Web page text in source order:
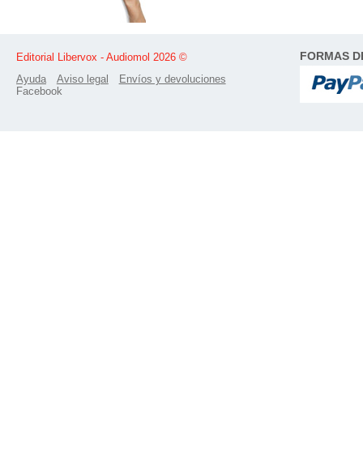
Editorial Libervox - Audiomol 2026 ©
Ayuda
Aviso legal
Envíos y devoluciones
Facebook
FORMAS